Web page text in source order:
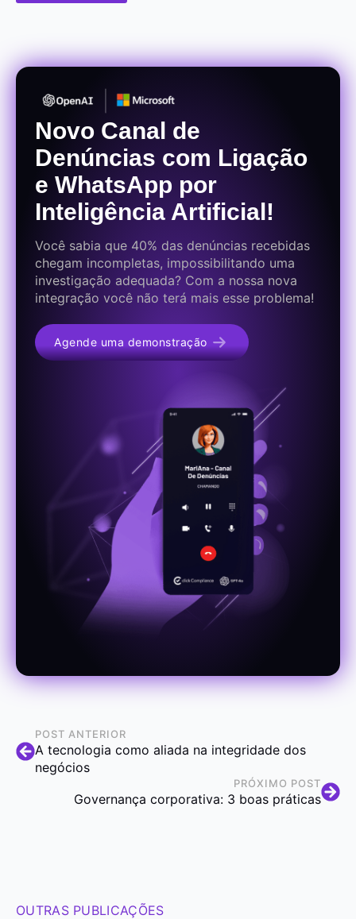
Novo Canal de
Denúncias com Ligação
e WhatsApp por
Inteligência Artificial!
Você sabia que 40% das denúncias recebidas
chegam incompletas, impossibilitando uma
investigação adequada? Com a nossa nova
integração você não terá mais esse problema!
Agende uma demonstração
POST ANTERIOR
A tecnologia como aliada na integridade dos
negócios
PRÓXIMO POST
Governança corporativa: 3 boas práticas
OUTRAS PUBLICAÇÕES